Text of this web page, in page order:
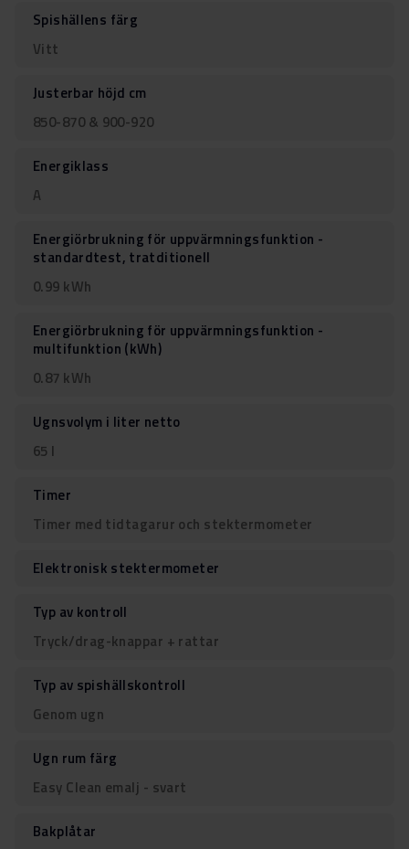
Spishällens färg
Vitt
Justerbar höjd cm
850-870 & 900-920
Energiklass
A
Energiörbrukning för uppvärmningsfunktion -
standardtest, tratditionell
0.99 kWh
Energiörbrukning för uppvärmningsfunktion -
multifunktion (kWh)
0.87 kWh
Ugnsvolym i liter netto
65 l
Timer
Timer med tidtagarur och stektermometer
Elektronisk stektermometer
Typ av kontroll
Tryck/drag-knappar + rattar
Typ av spishällskontroll
Genom ugn
Ugn rum färg
Easy Clean emalj - svart
Bakplåtar